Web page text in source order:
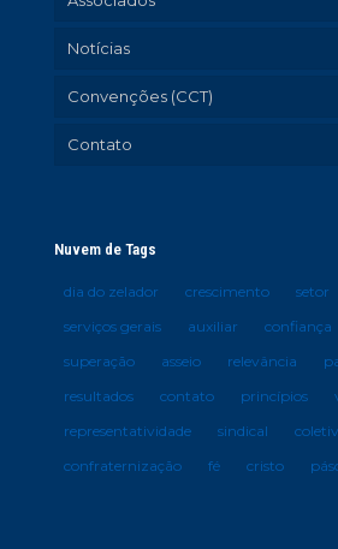
Notícias
Convenções (CCT)
Contato
Nuvem de Tags
dia do zelador crescimento setor
serviços gerais
auxiliar confiança
superação
asseio relevância
resultados
contato princípios
representatividade
sindical
confraternização
fé cristo